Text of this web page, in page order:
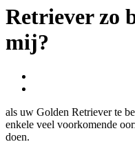
Retriever zo
mij?
als uw Golden Retriever te
enkele veel voorkomende
doen.